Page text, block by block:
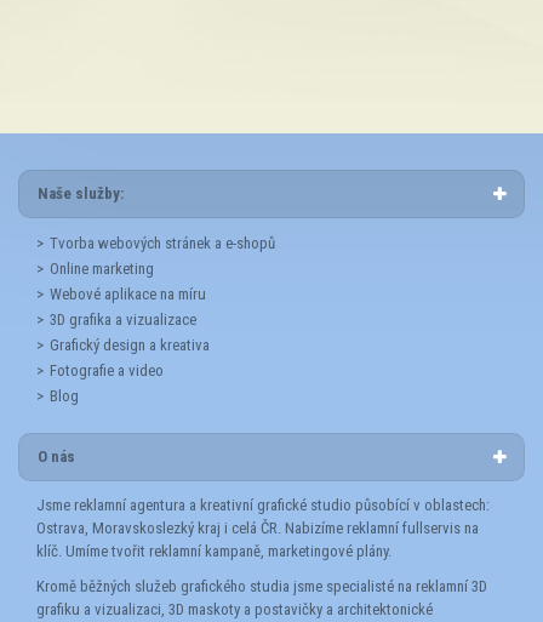
Naše služby:
Tvorba webových stránek a e-shopů
Online marketing
Webové aplikace na míru
3D grafika a vizualizace
Grafický design a kreativa
Fotografie a video
Blog
O nás
Jsme reklamní agentura a kreativní grafické studio působící v oblastech:
Ostrava, Moravskoslezký kraj i celá ČR. Nabizíme reklamní fullservis na
klíč. Umíme tvořit reklamní kampaně, marketingové plány.
Kromě běžných služeb grafického studia jsme specialisté na reklamní 3D
grafiku a vizualizaci, 3D maskoty a postavičky a architektonické